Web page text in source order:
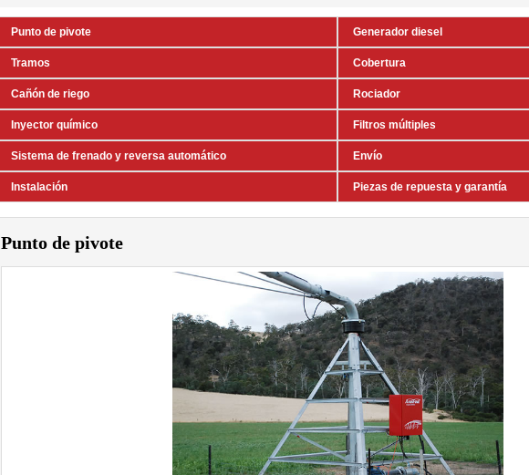
Punto de pivote Generador diesel
Tramos Cobertura
Cañón de riego Rociador
Inyector químico Filtros múltiples
Sistema de frenado y reversa automático Envío
Instalación Piezas de repuesta y garantía
Punto de pivote